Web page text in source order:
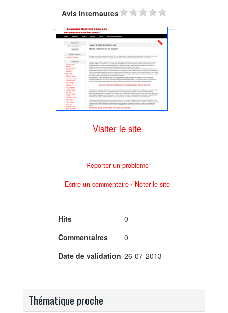
Avis internautes
Visiter le site
Reporter un problème
Ecrire un commentaire / Noter le site
Hits
0
Commentaires
0
Date de validation 26-07-2013
Thématique proche